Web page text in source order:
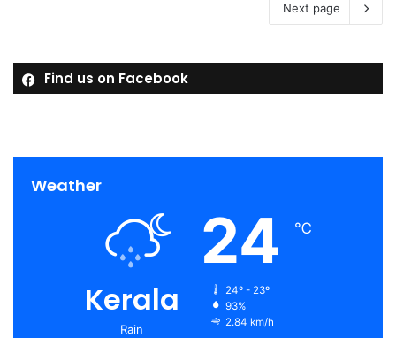
Next page
Find us on Facebook
Weather
Kerala
Rain
24 ℃
24º - 23º
93%
2.84 km/h